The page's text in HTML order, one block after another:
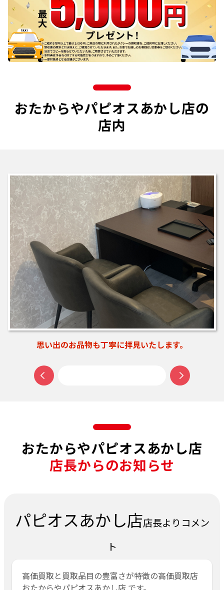
おたからやパピオスあかし店の
店内
中が見える扉で入りやすい入口です。
おたからやパピオスあかし店
店長からのお知らせ
パピオスあかし店店長よりコメン
ト
高価買取と買取品目の豊富さが特徴の高価買取店
おたからやパピオスあかし店 です。